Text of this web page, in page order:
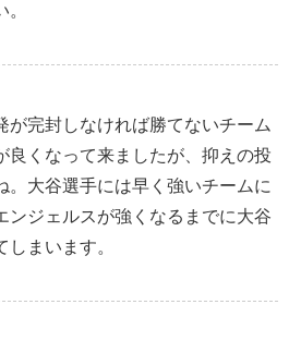
が完封しなければ勝てないチーム
良くなって来ましたが、抑えの投
。大谷選手には早く強いチームに
ンジェルスが強くなるまでに大谷
まいます。